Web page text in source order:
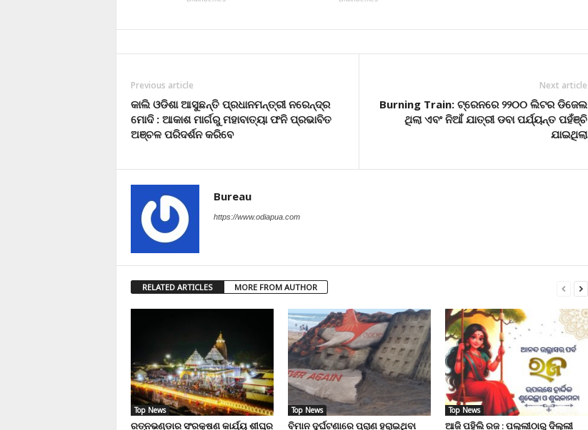
Previous article
କାଲି ଓଡିଶା ଆସୁଛନ୍ତି ପ୍ରଧାନମନ୍ତ୍ରୀ ନରେନ୍ଦ୍ର
ମୋଦି : ଆକାଶ ମାର୍ଗରୁ ମହାବାତ୍ୟା ଫନି ପ୍ରଭାବିତ
ଅଞ୍ଚଳ ପରିଦର୍ଶନ କରିବେ
Next article
Burning Train: ଟ୍ରେନରେ ୨୨୦୦ ଲିଟର ଡିଜେଲ
ଥିଲା ଏବଂ ନିଆଁ ଯାତ୍ରୀ ଡବା ପର୍ଯ୍ୟନ୍ତ ପହଁଞ୍ଚି
ଯାଇଥିଲା
Bureau
https://www.odiapua.com
RELATED ARTICLES MORE FROM AUTHOR
Top News
ରତ୍ନଭଣ୍ଡାର ସଂରକ୍ଷଣ କାର୍ଯ୍ୟ ଶୀଘ୍ର
Top News
ବିମାନ ଦୁର୍ଘଟଣାରେ ପ୍ରାଣ ହରାଇଥିବା
Top News
ଆଜି ପହିଲି ରଜ : ପଲ୍ଲୀଠାରୁ ଦିଲ୍ଲୀ